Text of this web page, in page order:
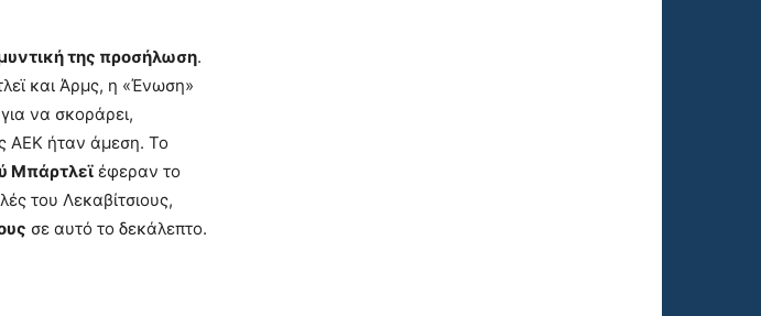
της προσήλωση.
και Άρμς, η «Ένωση»
να σκοράρει,
ΑΕΚ ήταν άμεση. Το
Μπάρτλεϊ έφεραν το
του Λεκαβίτσιους,
σε αυτό το δεκάλεπτο.